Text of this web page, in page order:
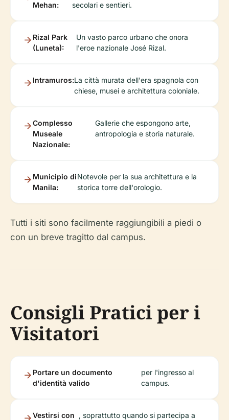
Mehan:
secolari e sentieri.
Rizal Park
(Luneta):
Un vasto parco urbano che onora
l'eroe nazionale José Rizal.
Intramuros:La città murata dell'era spagnola con
chiese, musei e architettura coloniale.
Complesso
Museale
Nazionale:
Gallerie che espongono arte,
antropologia e storia naturale.
Municipio di
Manila:
Notevole per la sua architettura e la
storica torre dell'orologio.
Tutti i siti sono facilmente raggiungibili a piedi o
con un breve tragitto dal campus.
Consigli Pratici per i
Visitatori
Portare un documento
d'identità valido
per l'ingresso al
campus.
Vestirsi con
, soprattutto quando si partecipa a